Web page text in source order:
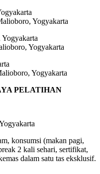
Yogyakarta
Yogyakarta
Yogyakarta
PELATIHAN
konsumsi (makan pagi,
2 kali sehari, sertifikat,
dalam satu tas eksklusif.